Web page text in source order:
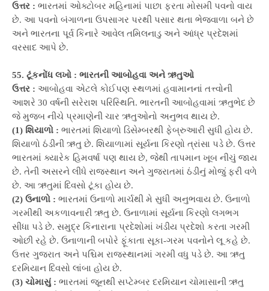
ઉત્તર : ભારતમાં ઓક્ટોબર મહિનામાં પાછા ફરતા મોસમી પવનો વાય
છે. આ પવનો બંગાળના ઉપસાગર પરથી પસાર થતા ભેજવાળા બને છે
અને ભારતના પૂર્વ કિનારે આવેલ તમિલનાડુ અને આંધ્ર પ્રદેશમાં
વરસાદ આપે છે.
55. ટૂંકનોંધ લખો : ભારતની આબોહવા અને ઋતુઓ
ઉત્તર : આબોહવા એટલે કોઈપણ સ્થળમાં હવામાનનાં તત્ત્વોની
આશરે 30 વર્ષની સરેરાશ પરિસ્થિતિ. ભારતની આબોહવામાં ઋતુભેદ છે
જે મુજબ નીચે પ્રમાણેની ચાર ઋતુઓનો અનુભવ થાય છે.
(1) શિયાળો : ભારતમાં શિયાળો ડિસેમ્બરથી ફેબ્રુઆરી સુધી હોય છે.
શિયાળો ઠંડીની ઋતુ છે. શિયાળામાં સૂર્યના કિરણો ત્રાંસા પડે છે. ઉત્તર
ભારતમાં ક્યારેક હિમવર્ષા પણ થાય છે, જેથી તાપમાન ખૂબ નીચું જાય
છે. તેની અસરને લીધે રાજસ્થાન અને ગુજરાતમાં ઠંડીનું મોજું ફરી વળે
છે. આ ઋતુમાં દિવસો ટૂંકા હોય છે.
(2) ઉનાળો : ભારતમાં ઉનાળો માર્ચથી મે સુધી અનુભવાય છે. ઉનાળો
ગરમીથી અકળાવનારી ઋતુ છે. ઉનાળામાં સૂર્યના કિરણો લગભગ
સીધા પડે છે. સમુદ્ર કિનારાના પ્રદેશોમાં ખંડીય પ્રદેશો કરતા ગરમી
ઓછી રહે છે. ઉનાળાની બપોરે ફૂંકાતા સૂકા-ગરમ પવનોને લૂ કહે છે.
ઉત્તર ગુજરાત અને પશ્ચિમ રાજસ્થાનમાં ગરમી વધુ પડે છે. આ ઋતુ
દરમિયાન દિવસો લાંબા હોય છે.
(3) ચોમાસું : ભારતમાં જૂનથી સપ્ટેમ્બર દરમિયાન ચોમાસાની ઋતુ